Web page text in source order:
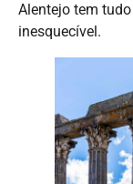
Alentejo tem
inesquecível.